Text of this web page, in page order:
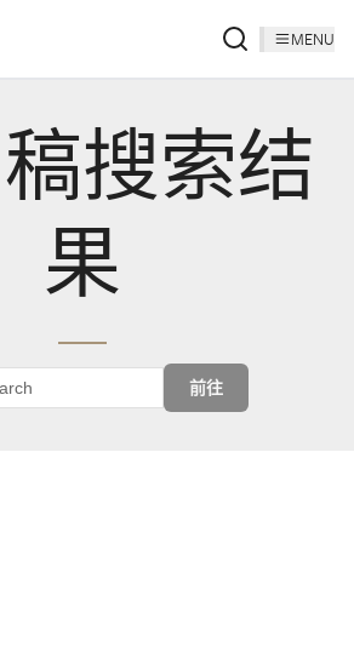
MENU
搜索结
果
前往